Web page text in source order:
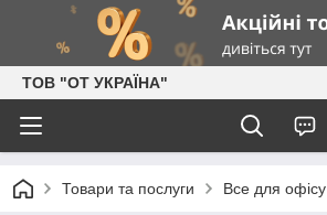
ТОВ "ОТ УКРАЇНА"
Товари та послуги Все для офісу